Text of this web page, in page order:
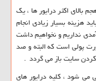
بالای اکثر درایور ها ، یک
هزینه بسیار زیادی انجام
نداریم و نخواهیم داشت
پولی است که البته و صد
سایت باز می گردد .
می شود ، کلیه درایور های